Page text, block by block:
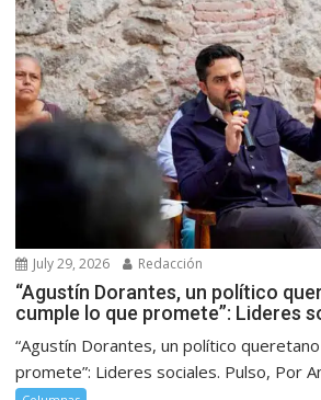
July 29, 2026 Redacción
“Agustín Dorantes, un político
cumple lo que promete”: Lideres
“Agustín Dorantes, un político
promete”: Lideres sociales. Pulso, Por